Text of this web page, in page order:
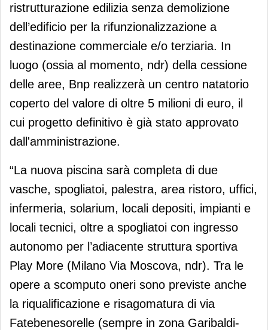
ristrutturazione edilizia senza demolizione
dell’edificio per la rifunzionalizzazione a
destinazione commerciale e/o terziaria. In
luogo (ossia al momento, ndr) della cessione
delle aree, Bnp realizzerà un centro natatorio
coperto del valore di oltre 5 milioni di euro, il
cui progetto definitivo è già stato approvato
dall'amministrazione.
“La nuova piscina sarà completa di due
vasche, spogliatoi, palestra, area ristoro, uffici,
infermeria, solarium, locali depositi, impianti e
locali tecnici, oltre a spogliatoi con ingresso
autonomo per l’adiacente struttura sportiva
Play More (Milano Via Moscova, ndr). Tra le
opere a scomputo oneri sono previste anche
la riqualificazione e risagomatura di via
Fatebenesorelle (sempre in zona Garibaldi-